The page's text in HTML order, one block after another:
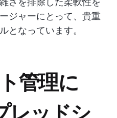
ジャーにとって、貴重
となっています。
管理に
レッドシ